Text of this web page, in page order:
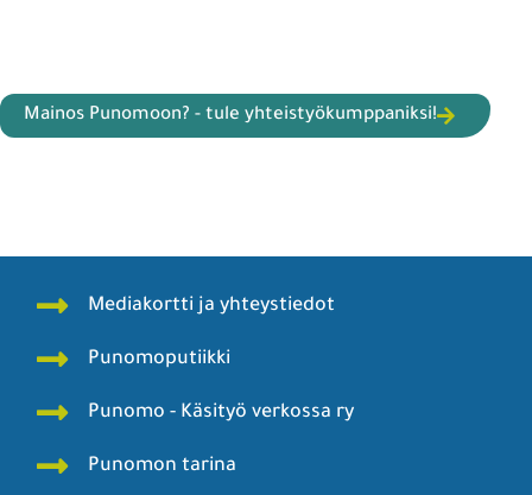
Mainos Punomoon? - tule yhteistyökumppaniksi!
Mediakortti ja yhteystiedot
Punomoputiikki
Punomo - Käsityö verkossa ry
Punomon tarina